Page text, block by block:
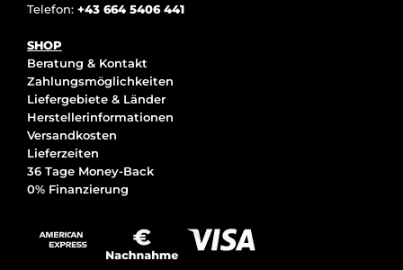
Telefon: +43 664 5406 441
SHOP
Beratung & Kontakt
Zahlungsmöglichkeiten
Liefergebiete & Länder
Herstellerinformationen
Versandkosten
Lieferzeiten
36 Tage Money-Back
0% Finanzierung